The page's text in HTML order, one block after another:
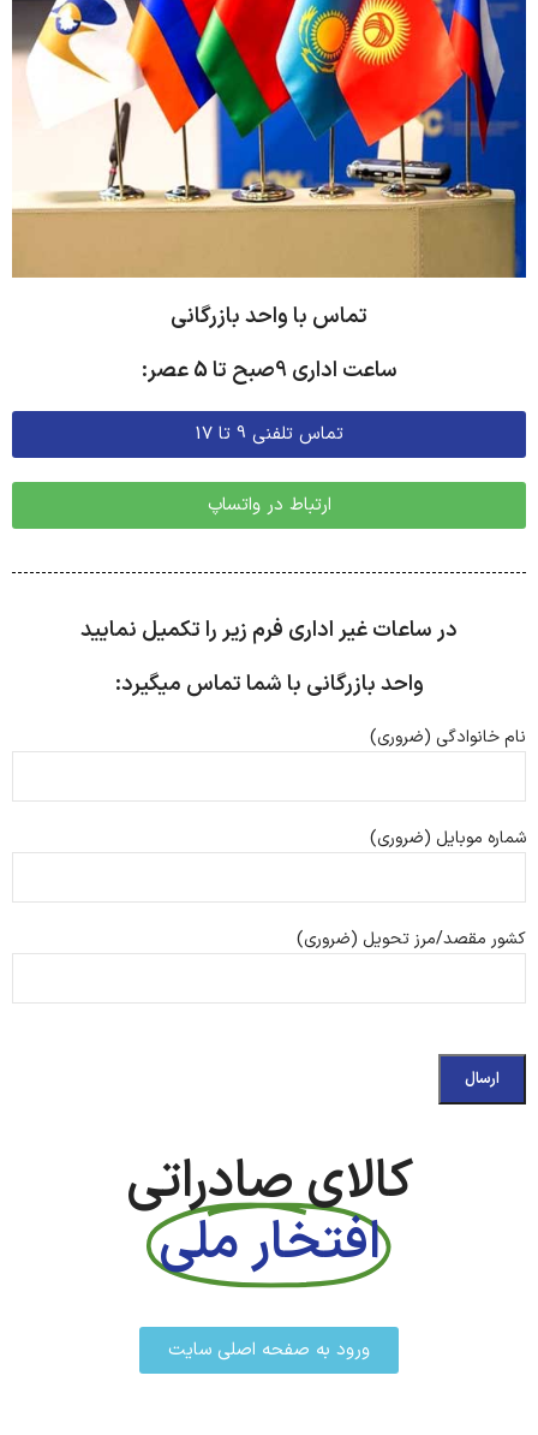
تماس با واحد بازرگانی
ساعت اداری 9صبح تا 5 عصر:
تماس تلفنی 9 تا 17
ارتباط در واتساپ
در ساعات غیر اداری فرم زیر را تکمیل نمایید
واحد بازرگانی با شما تماس میگیرد:
نام خانوادگی (ضروری)
شماره موبایل (ضروری)
کشور مقصد/مرز تحویل (ضروری)
کالای صادراتی
افتخار ملی
ورود به صفحه اصلی سایت